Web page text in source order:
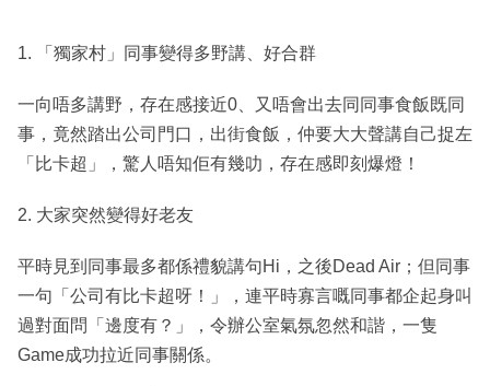
1. 「獨家村」同事變得多野講、好合群
一向唔多講野，存在感接近0、又唔會出去同同事食飯既同
事，竟然踏出公司門口，出街食飯，仲要大大聲講自己捉左
「比卡超」，驚人唔知佢有幾叻，存在感即刻爆燈！
2. 大家突然變得好老友
平時見到同事最多都係禮貌講句Hi，之後Dead Air；但同事
一句「公司有比卡超呀！」，連平時寡言嘅同事都企起身叫
過對面問「邊度有？」，令辦公室氣氛忽然和諧，一隻
Game成功拉近同事關係。